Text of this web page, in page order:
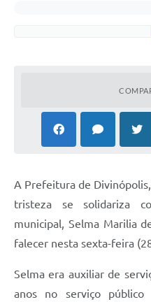
A Prefeitura de
tristeza se solidariza
municipal, Selma Marilia
falecer nesta sexta-feira
Selma era auxiliar de
anos no serviço público